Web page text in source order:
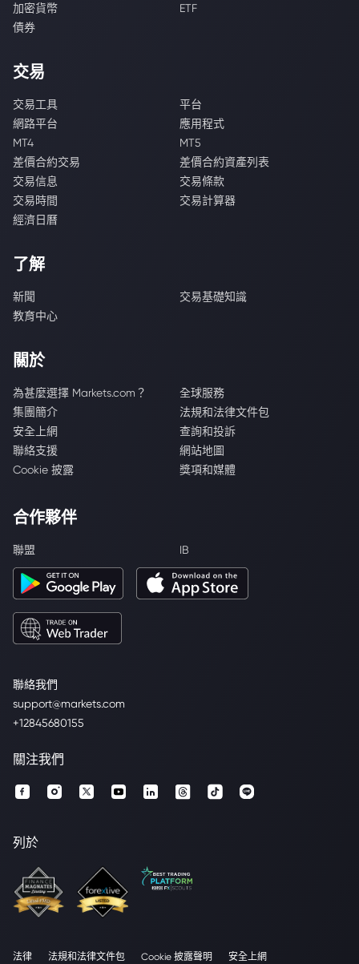
聯絡我們
support@markets.com
+12845680155
加密貨幣
ETF
債券
交易
交易工具
平台
網路平台
應用程式
MT4
MT5
差價合約交易
差價合約資產列表
交易信息
交易條款
交易時間
交易計算器
經濟日曆
了解
新聞
交易基礎知識
教育中心
關於
為甚麼選擇 Markets.com？
全球服務
集團簡介
法規和法律文件包
安全上網
查詢和投訴
聯絡支援
網站地圖
Cookie 披露
獎項和媒體
合作夥伴
聯盟 IB
關注我們
列於
法律 法規和法律文件包 Cookie 披露聲明 安全上網